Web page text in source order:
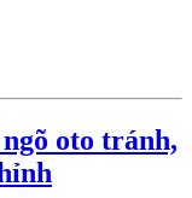
oto tránh,